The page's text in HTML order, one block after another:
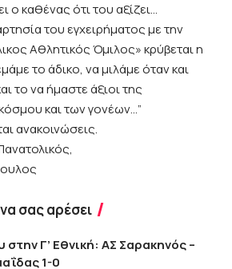
ο καθένας ότι του αξίζει…
του εγχειρήματος με την
Αθλητικός Όμιλος» κρύβεται η
το άδικο, να μιλάμε όταν και
το να ήμαστε άξιοι της
και των γονέων…”
ανακοινώσεις.
σας αρέσει
Γ’ Εθνική: ΑΣ Σαρακηνός –
1-0